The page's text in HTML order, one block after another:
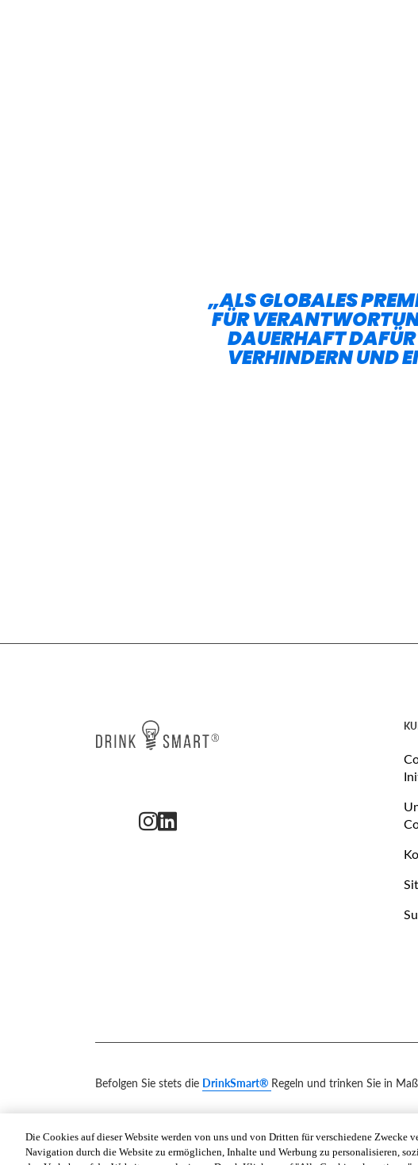
„ALS GLOBALES
FÜR
DAUERHAFT
VERHINDERN UND
Befolgen Sie stets die DrinkSmart® Regeln und trinken Sie in
Die Cookies auf dieser Website werden von uns und von Dritten für verschiedene Zwecke
Navigation durch die Website zu ermöglichen, Inhalte und Werbung zu personalisieren,